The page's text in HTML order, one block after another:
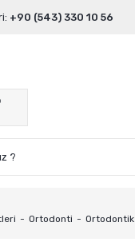
+90 (543) 330 10 56
Ortodonti